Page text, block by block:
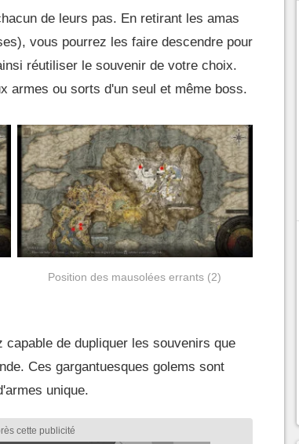
de leurs pas. En retirant les amas
vous pourrez les faire descendre pour
réutiliser le souvenir de votre choix.
armes ou sorts d'un seul et même boss.
Position des mausolées errants (2)
de dupliquer les souvenirs que
Ces gargantuesques golems sont
unique.